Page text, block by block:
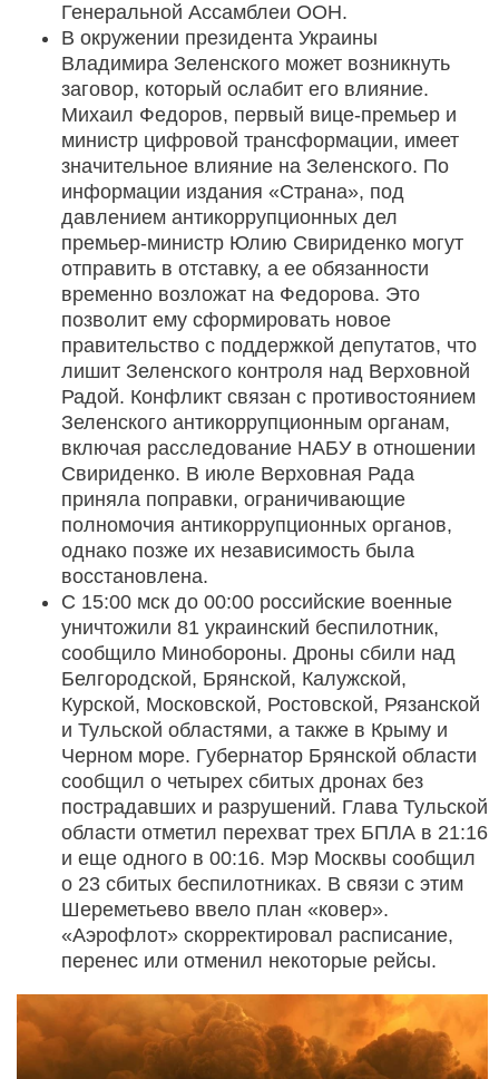
Генеральной Ассамблеи ООН.
В окружении президента Украины
Владимира Зеленского может возникнуть
заговор, который ослабит его влияние.
Михаил Федоров, первый вице-премьер и
министр цифровой трансформации, имеет
значительное влияние на Зеленского. По
информации издания «Страна», под
давлением антикоррупционных дел
премьер-министр Юлию Свириденко могут
отправить в отставку, а ее обязанности
временно возложат на Федорова. Это
позволит ему сформировать новое
правительство с поддержкой депутатов, что
лишит Зеленского контроля над Верховной
Радой. Конфликт связан с противостоянием
Зеленского антикоррупционным органам,
включая расследование НАБУ в отношении
Свириденко. В июле Верховная Рада
приняла поправки, ограничивающие
полномочия антикоррупционных органов,
однако позже их независимость была
восстановлена.
С 15:00 мск до 00:00 российские военные
уничтожили 81 украинский беспилотник,
сообщило Минобороны. Дроны сбили над
Белгородской, Брянской, Калужской,
Курской, Московской, Ростовской, Рязанской
и Тульской областями, а также в Крыму и
Черном море. Губернатор Брянской области
сообщил о четырех сбитых дронах без
пострадавших и разрушений. Глава Тульской
области отметил перехват трех БПЛА в 21:16
и еще одного в 00:16. Мэр Москвы сообщил
о 23 сбитых беспилотниках. В связи с этим
Шереметьево ввело план «ковер».
«Аэрофлот» скорректировал расписание,
перенес или отменил некоторые рейсы.